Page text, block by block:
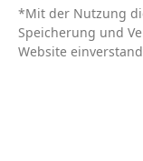
*Mit der Nutzung
Speicherung und
Website